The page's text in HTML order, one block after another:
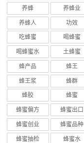
养蜂
养蜂业
养蜂人
功效
吃蜂蜜
喝蜂蜜
喝蜂蜜水
土蜂蜜
蜂产品
蜂王
蜂王浆
蜂群
蜂胶
蜂蜜
蜂蜜偏方
蜂蜜出口
蜂蜜创业
蜂蜜品种
蜂蜜抽检
蜂蜜水